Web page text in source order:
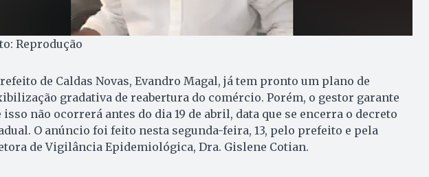
Reprodução
de Caldas Novas, Evandro Magal, já tem pronto um plano de
gradativa de reabertura do comércio. Porém, o gestor garante
isso não ocorrerá antes do dia 19 de abril, data que se encerra o decreto
O anúncio foi feito nesta segunda-feira, 13, pelo prefeito e pela
de Vigilância Epidemiológica, Dra. Gislene Cotian.